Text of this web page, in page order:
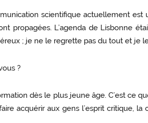
scientifique actuellement est
propagées. L’agenda de Lisbonne
; je ne le regrette pas du tout et je
?
dès le plus jeune âge. C’est ce
acquérir aux gens l’esprit critique,